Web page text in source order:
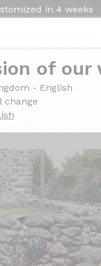
in 4 weeks
of our
- English
change
DT